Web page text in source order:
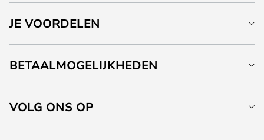
JE VOORDELEN
BETAALMOGELIJKHEDEN
VOLG ONS OP